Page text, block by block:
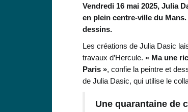
Vendredi 16 mai 2025, Julia
en plein centre-ville du
dessins.
Les créations de Julia Dasic
travaux d’Hercule. « Ma une
Paris », confie la peintre et
de Julia Dasic, qui utilise le
Une quarantaine de